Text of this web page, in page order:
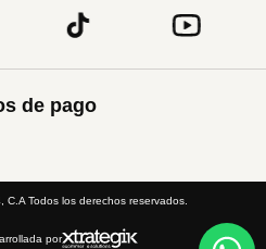
de pago
C.A Todos los derechos reservados.
por